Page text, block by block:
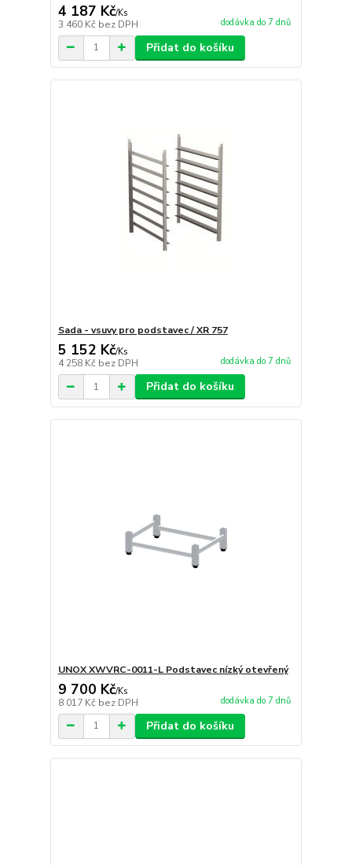
4 187 Kč/Ks
3 460 Kč bez DPH dodávka do 7 dnů
Přidat do košíku
Sada - vsuvy pro podstavec / XR 757
5 152 Kč/Ks
4 258 Kč bez DPH dodávka do 7 dnů
Přidat do košíku
UNOX XWVRC-0011-L Podstavec nízký otevřený
9 700 Kč/Ks
8 017 Kč bez DPH dodávka do 7 dnů
Přidat do košíku